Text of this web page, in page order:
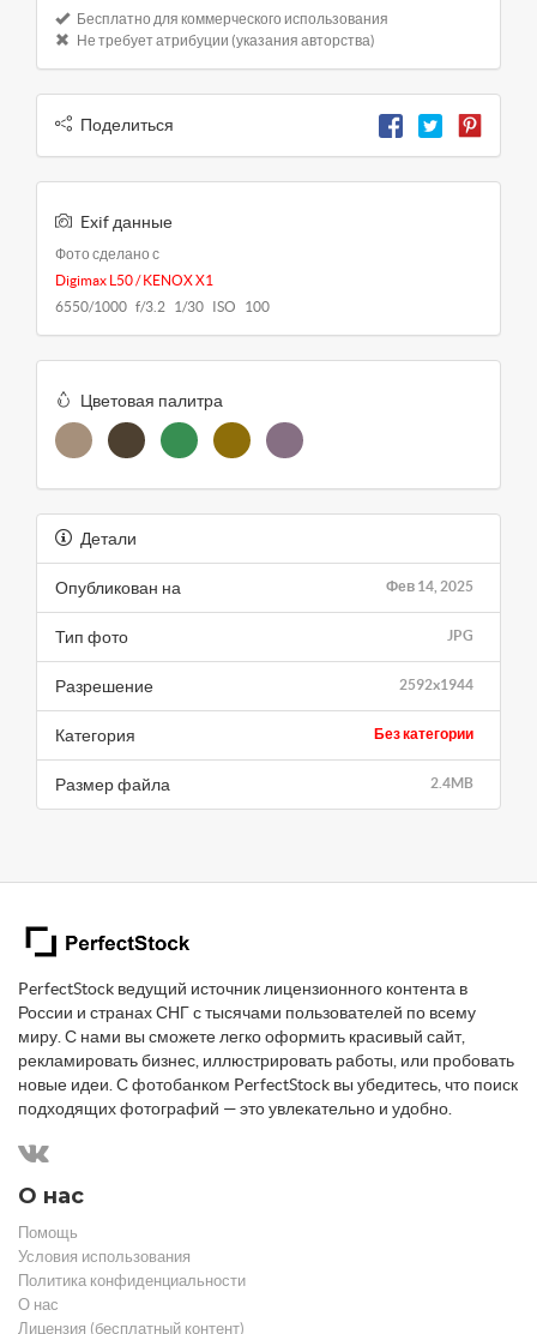
Бесплатно для коммерческого использования
Не требует атрибуции (указания авторства)
Поделиться
Exif данные
Фото сделано с
Digimax L50 / KENOX X1
6550/1000 f/3.2 1/30 ISO 100
Цветовая палитра
Детали
Фев 14, 2025
Опубликован на
JPG
Тип фото
2592x1944
Разрешение
Без категории
Категория
2.4MB
Размер файла
PerfectStock ведущий источник лицензионного контента в
России и странах СНГ с тысячами пользователей по всему
миру. С нами вы сможете легко оформить красивый сайт,
рекламировать бизнес, иллюстрировать работы, или пробовать
новые идеи. С фотобанком PerfectStock вы убедитесь, что поиск
подходящих фотографий — это увлекательно и удобно.
О нас
Помощь
Условия использования
Политика конфиденциальности
О нас
Лицензия (бесплатный контент)